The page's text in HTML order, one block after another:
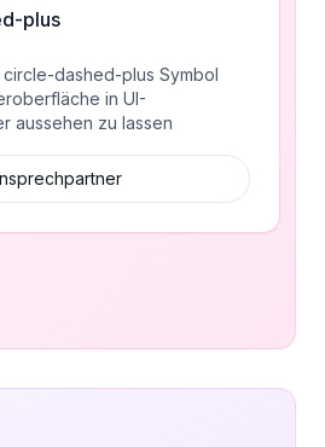
plus
dashed-plus Symbol
in UI-
aussehen zu lassen